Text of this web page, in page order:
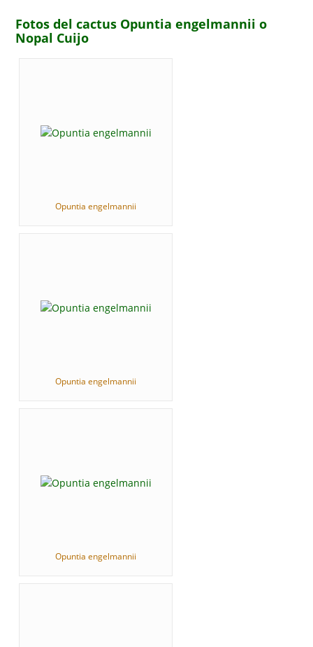
Fotos del cactus Opuntia engelmannii o
Nopal Cuijo
Opuntia engelmannii
Opuntia engelmannii
Opuntia engelmannii